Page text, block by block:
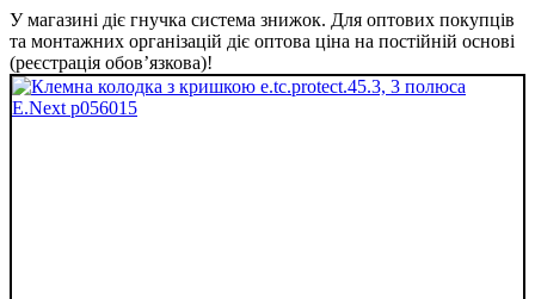
У магазині діє гнучка система знижок. Для оптових покупців
та монтажних організацій діє оптова ціна на постійній основі
(реєстрація обов’язкова)!